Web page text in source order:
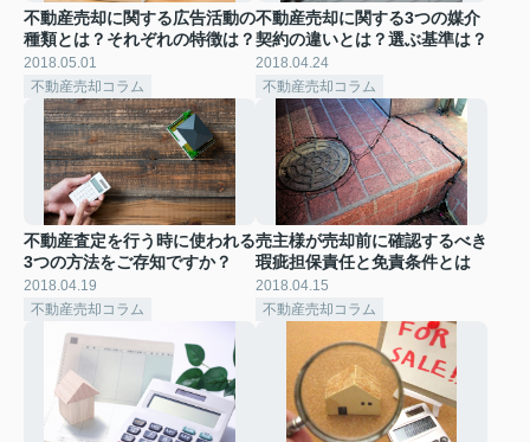
不動産売却に関する広告活動の
種類とは？それぞれの特徴は？
2018.05.01
不動産売却コラム
不動産売却に関する3つの媒介
契約の違いとは？選ぶ基準は？
2018.04.24
不動産売却コラム
不動産査定を行う時に使われる
3つの方法をご存知ですか？
2018.04.19
不動産売却コラム
売主様が売却前に確認するべき
瑕疵担保責任と免責条件とは
2018.04.15
不動産売却コラム